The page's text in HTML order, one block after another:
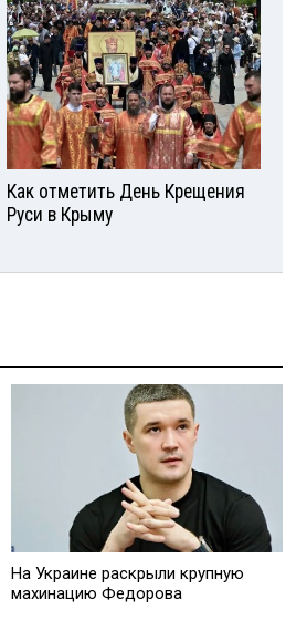
Как отметить День Крещения
Руси в Крыму
На Украине раскрыли крупную
махинацию Федорова